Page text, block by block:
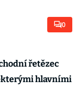
0
řetězec
hlavními